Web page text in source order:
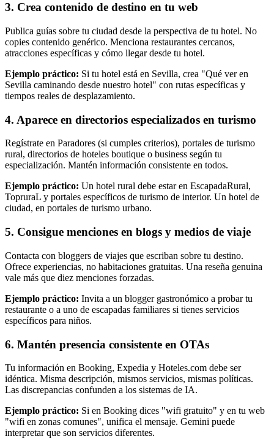
3. Crea contenido de destino en tu web
Publica guías sobre tu ciudad desde la perspectiva de tu hotel. No
copies contenido genérico. Menciona restaurantes cercanos,
atracciones específicas y cómo llegar desde tu hotel.
Ejemplo práctico: Si tu hotel está en Sevilla, crea "Qué ver en
Sevilla caminando desde nuestro hotel" con rutas específicas y
tiempos reales de desplazamiento.
4. Aparece en directorios especializados en turismo
Regístrate en Paradores (si cumples criterios), portales de turismo
rural, directorios de hoteles boutique o business según tu
especialización. Mantén información consistente en todos.
Ejemplo práctico: Un hotel rural debe estar en EscapadaRural,
TopruraL y portales específicos de turismo de interior. Un hotel de
ciudad, en portales de turismo urbano.
5. Consigue menciones en blogs y medios de viaje
Contacta con bloggers de viajes que escriban sobre tu destino.
Ofrece experiencias, no habitaciones gratuitas. Una reseña genuina
vale más que diez menciones forzadas.
Ejemplo práctico: Invita a un blogger gastronómico a probar tu
restaurante o a uno de escapadas familiares si tienes servicios
específicos para niños.
6. Mantén presencia consistente en OTAs
Tu información en Booking, Expedia y Hoteles.com debe ser
idéntica. Misma descripción, mismos servicios, mismas políticas.
Las discrepancias confunden a los sistemas de IA.
Ejemplo práctico: Si en Booking dices "wifi gratuito" y en tu web
"wifi en zonas comunes", unifica el mensaje. Gemini puede
interpretar que son servicios diferentes.